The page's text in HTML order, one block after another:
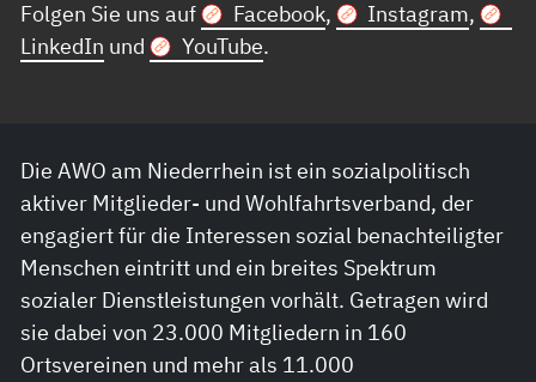
Folgen Sie uns auf
Facebook, Instagram,
LinkedIn und YouTube.
Die AWO am Niederrhein ist ein sozialpolitisch
aktiver Mitglieder- und Wohlfahrtsverband, der
engagiert für die Interessen sozial benachteiligter
Menschen eintritt und ein breites Spektrum
sozialer Dienstleistungen vorhält. Getragen wird
sie dabei von 23.000 Mitgliedern in 160
Ortsvereinen und mehr als 11.000